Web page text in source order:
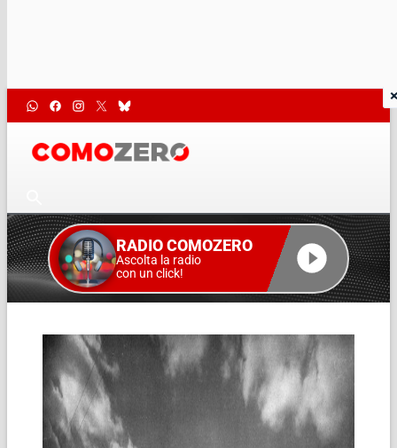
RADIO COMOZERO
Ascolta la radio
con un click!